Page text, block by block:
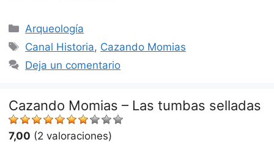
Categorías
Arqueología
Etiquetas
Canal Historia, Cazando Momias
Deja un comentario
Cazando Momias – Las tumbas selladas
7,00 (2 valoraciones)